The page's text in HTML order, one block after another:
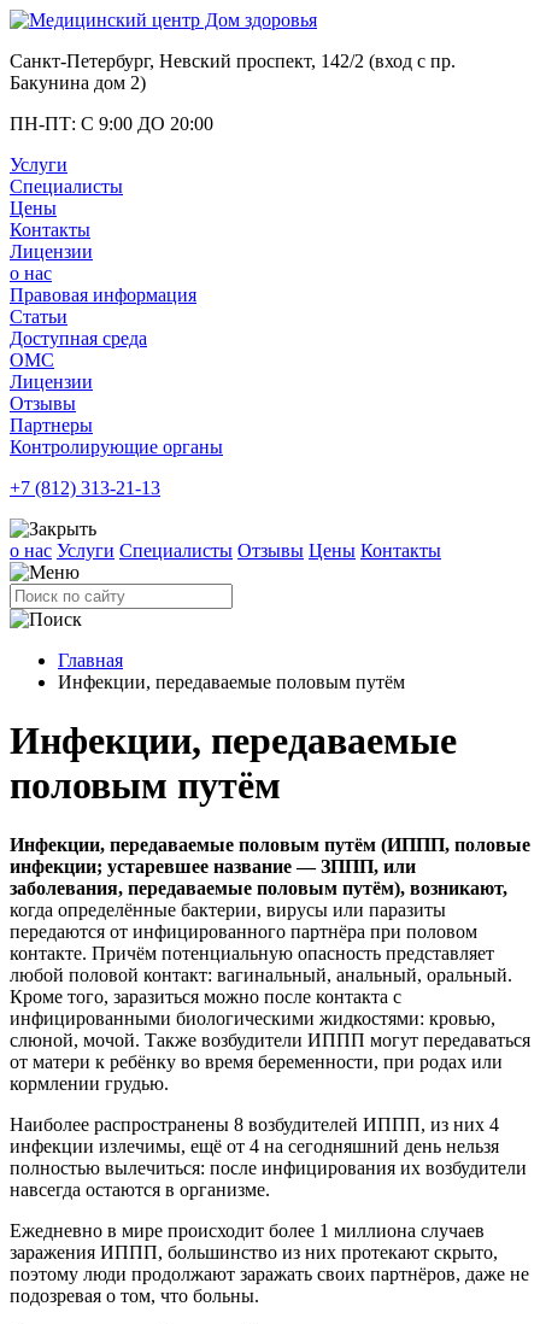
Санкт-Петербург, Невский проспект, 142/2 (вход с пр.
Бакунина дом 2)
ПН-ПТ: С 9:00 ДО 20:00
Услуги
Специалисты
Цены
Контакты
Лицензии
о нас
Правовая информация
Статьи
Доступная среда
ОМС
Лицензии
Отзывы
Партнеры
Контролирующие органы
+7 (812) 313-21-13
о нас Услуги Специалисты Отзывы Цены Контакты
Главная
Инфекции, передаваемые половым путём
Инфекции, передаваемые
половым путём
Инфекции, передаваемые половым путём (ИППП, половые
инфекции; устаревшее название — ЗППП, или
заболевания, передаваемые половым путём), возникают,
когда определённые бактерии, вирусы или паразиты
передаются от инфицированного партнёра при половом
контакте. Причём потенциальную опасность представляет
любой половой контакт: вагинальный, анальный, оральный.
Кроме того, заразиться можно после контакта с
инфицированными биологическими жидкостями: кровью,
слюной, мочой. Также возбудители ИППП могут передаваться
от матери к ребёнку во время беременности, при родах или
кормлении грудью.
Наиболее распространены 8 возбудителей ИППП, из них 4
инфекции излечимы, ещё от 4 на сегодняшний день нельзя
полностью вылечиться: после инфицирования их возбудители
навсегда остаются в организме.
Ежедневно в мире происходит более 1 миллиона случаев
заражения ИППП, большинство из них протекают скрыто,
поэтому люди продолжают заражать своих партнёров, даже не
подозревая о том, что больны.